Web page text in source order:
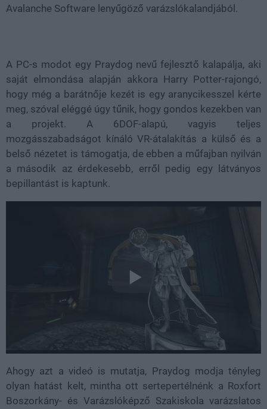
Avalanche Software lenyűgöző varázslókalandjából.
A PC-s modot egy Praydog nevű fejlesztő kalapálja, aki
saját elmondása alapján akkora Harry Potter-rajongó,
hogy még a barátnője kezét is egy aranycikesszel kérte
meg, szóval eléggé úgy tűnik, hogy gondos kezekben van
a projekt. A 6DOF-alapú, vagyis teljes
mozgásszabadságot kínáló VR-átalakítás a külső és a
belső nézetet is támogatja, de ebben a műfajban nyilván
a második az érdekesebb, erről pedig egy látványos
bepillantást is kaptunk.
Ahogy azt a videó is mutatja, Praydog modja tényleg
olyan hatást kelt, mintha ott sertepertélnénk a Roxfort
Boszorkány- és Varázslóképző Szakiskola varázslatos